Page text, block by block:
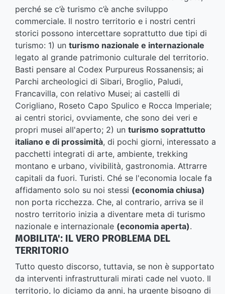
perché se c’è turismo c’è anche sviluppo
commerciale. Il nostro territorio e i nostri centri
storici possono intercettare soprattutto due tipi di
turismo: 1) un turismo nazionale e internazionale
legato al grande patrimonio culturale del territorio.
Basti pensare al Codex Purpureus Rossanensis; ai
Parchi archeologici di Sibari, Broglio, Paludi,
Francavilla, con relativo Musei; ai castelli di
Corigliano, Roseto Capo Spulico e Rocca Imperiale;
ai centri storici, ovviamente, che sono dei veri e
propri musei all'aperto; 2) un turismo soprattutto
italiano e di prossimità, di pochi giorni, interessato a
pacchetti integrati di arte, ambiente, trekking
montano e urbano, vivibilità, gastronomia. Attrarre
capitali da fuori. Turisti. Ché se l'economia locale fa
affidamento solo su noi stessi (economia chiusa)
non porta ricchezza. Che, al contrario, arriva se il
nostro territorio inizia a diventare meta di turismo
nazionale e internazionale (economia aperta).
MOBILITA': IL VERO PROBLEMA DEL
TERRITORIO
Tutto questo discorso, tuttavia, se non è supportato
da interventi infrastrutturali mirati cade nel vuoto. Il
territorio, lo diciamo da anni, ha urgente bisogno di